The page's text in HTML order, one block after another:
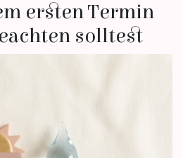
ersten Termin
solltest